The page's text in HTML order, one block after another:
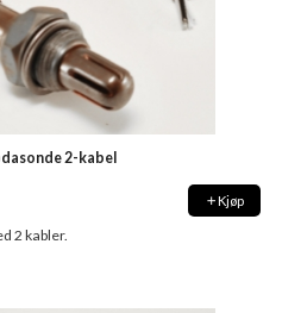
2-kabel
Kjøp
2 kabler.